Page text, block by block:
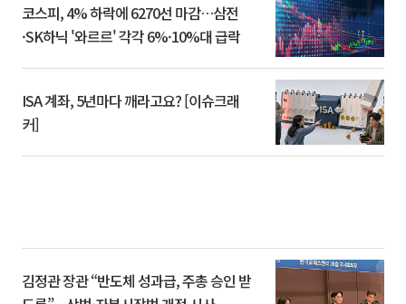
코스피, 4% 하락에 6270선 마감…삼전
·SK하닉 '와르르' 각각 6%·10%대 급락
ISA 계좌, 5년마다 깨라고요? [이슈크래
커]
김정관 장관 “반도체 성과급, 주총 승인 받